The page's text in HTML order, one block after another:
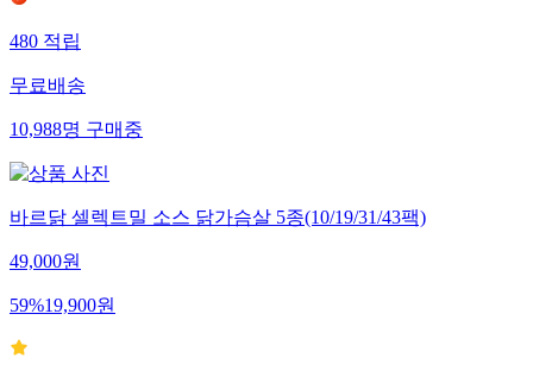
480적립
무료배송
10,988명구매중
바르닭 셀렉트밀 소스 닭가슴살 5종(10/19/31/43팩)
49,000원
59%19,900원